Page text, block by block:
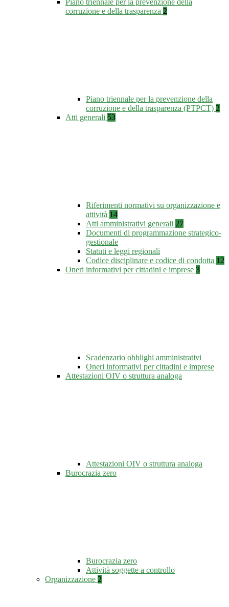
Piano triennale per la prevenzione della
corruzione e della trasparenza 2
Piano triennale per la prevenzione della
corruzione e della trasparenza (PTPCT) 2
Atti generali 53
Riferimenti normativi su organizzazione e
attività 14
Atti amministrativi generali 27
Documenti di programmazione strategico-
gestionale
Statuti e leggi regionali
Codice disciplinare e codice di condotta 12
Oneri informativi per cittadini e imprese 3
Scadenzario obblighi amministrativi
Oneri informativi per cittadini e imprese
Attestazioni OIV o struttura analoga
Attestazioni OIV o struttura analoga
Burocrazia zero
Burocrazia zero
Attività soggette a controllo
Organizzazione 2